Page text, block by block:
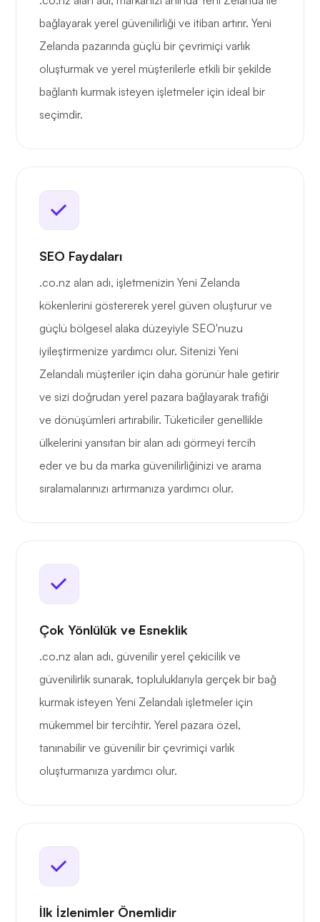
bağlayarak yerel güvenilirliği ve itibarı artırır. Yeni
Zelanda pazarında güçlü bir çevrimiçi varlık
oluşturmak ve yerel müşterilerle etkili bir şekilde
bağlantı kurmak isteyen işletmeler için ideal bir
seçimdir.
SEO Faydaları
.co.nz alan adı, işletmenizin Yeni Zelanda
kökenlerini göstererek yerel güven oluşturur ve
güçlü bölgesel alaka düzeyiyle SEO'nuzu
iyileştirmenize yardımcı olur. Sitenizi Yeni
Zelandalı müşteriler için daha görünür hale getirir
ve sizi doğrudan yerel pazara bağlayarak trafiği
ve dönüşümleri artırabilir. Tüketiciler genellikle
ülkelerini yansıtan bir alan adı görmeyi tercih
eder ve bu da marka güvenilirliğinizi ve arama
sıralamalarınızı artırmanıza yardımcı olur.
Çok Yönlülük ve Esneklik
.co.nz alan adı, güvenilir yerel çekicilik ve
güvenilirlik sunarak, topluluklarıyla gerçek bir bağ
kurmak isteyen Yeni Zelandalı işletmeler için
mükemmel bir tercihtir. Yerel pazara özel,
tanınabilir ve güvenilir bir çevrimiçi varlık
oluşturmanıza yardımcı olur.
İlk İzlenimler Önemlidir